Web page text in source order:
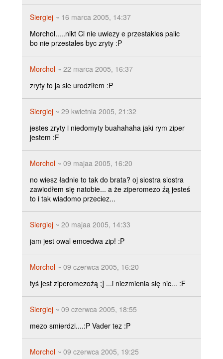
Siergiej ~ 16 marca 2005, 14:37
Morchol.....nikt Ci nie uwiezy e przestakles palic
bo nie przestales byc zryty :P
Morchol ~ 22 marca 2005, 16:37
zryty to ja sie urodziłem :P
Siergiej ~ 29 kwietnia 2005, 21:32
jestes zryty i niedomyty buahahaha jaki rym ziper
jestem :F
Morchol ~ 09 majaa 2005, 16:20
no wiesz ładnie to tak do brata? oj siostra siostra
zawiodłem się natobie... a że ziperomezo źą jesteś
to i tak wiadomo przeciez...
Siergiej ~ 20 majaa 2005, 14:33
jam jest owal emcedwa zip! :P
Morchol ~ 09 czerwca 2005, 16:20
tyś jest ziperomezoźą ;] ...i niezmienia się nic... :F
Siergiej ~ 09 czerwca 2005, 18:55
mezo smierdzi....:P Vader tez :P
Morchol ~ 09 czerwca 2005, 19:25